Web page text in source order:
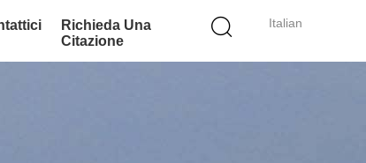
Italian
Richieda Una
Citazione